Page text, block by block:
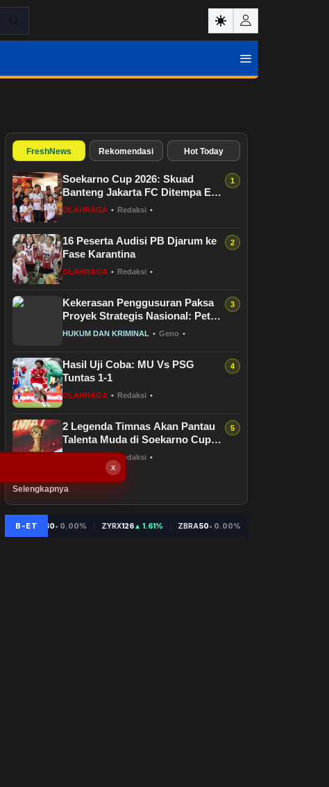
FreshNews Rekomendasi Hot Today
Soekarno Cup 2026: Skuad
Banteng Jakarta FC Ditempa Eks
Persija
OLAHRAGA • Redaksi •
16 Peserta Audisi PB Djarum ke
Fase Karantina
OLAHRAGA • Redaksi •
Kekerasan Penggusuran Paksa
Proyek Strategis Nasional: Petani
Laoli dan Pendampi...
HUKUM DAN KRIMINAL • Geno •
Hasil Uji Coba: MU Vs PSG
Tuntas 1-1
OLAHRAGA • Redaksi •
2 Legenda Timnas Akan Pantau
Talenta Muda di Soekarno Cup
2026
Redaksi •
Selengkapnya
x